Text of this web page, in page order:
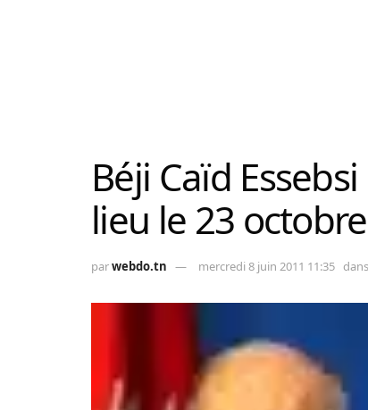
Béji Caïd
lieu le 23
parwebdo.tn mercredi 8 juin 2011 11:35 dans